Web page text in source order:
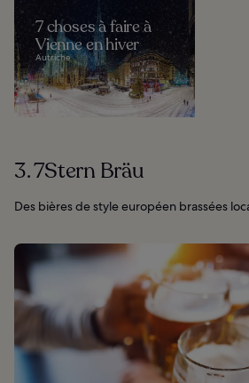
7 choses à faire à
Vienne en hiver
Autriche
3. 7Stern Bräu
Des bières de style européen brassées